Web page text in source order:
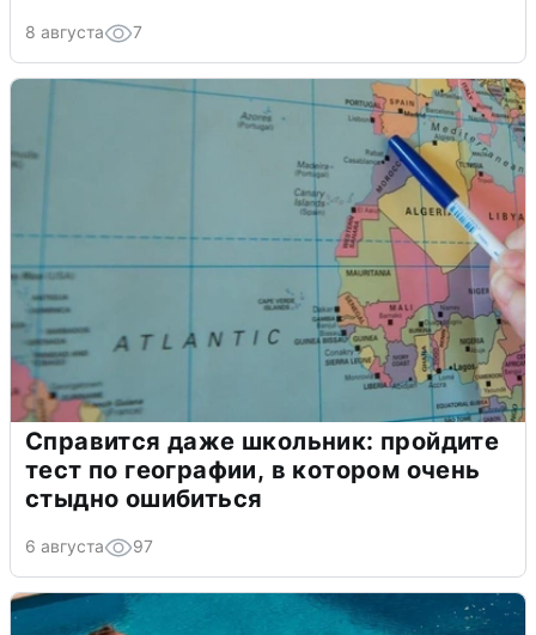
8 августа 7
Справится даже школьник: пройдите
тест по географии, в котором очень
стыдно ошибиться
6 августа 97